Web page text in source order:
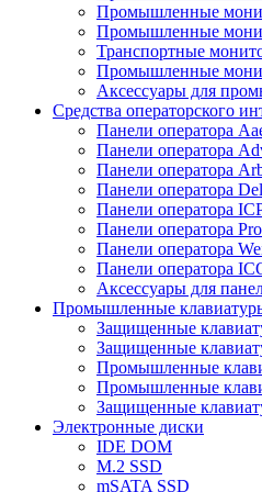
Промышленные
Промышленные
Транспортные
Промышленные
Аксессуары для
Средства операторского
Панели оператора
Панели оператора
Панели оператора
Панели оператора
Панели оператора
Панели оператора
Панели оператора
Панели оператора
Аксессуары для
Промышленные
Защищенные
Защищенные
Промышленные
Промышленные
Защищенные
Электронные диски
IDE DOM
M.2 SSD
mSATA SSD